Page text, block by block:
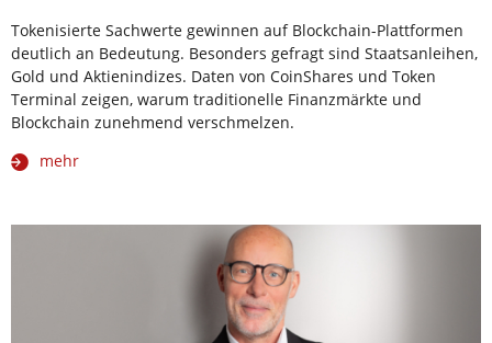
Tokenisierte Sachwerte gewinnen auf Blockchain-Plattformen
deutlich an Bedeutung. Besonders gefragt sind Staatsanleihen,
Gold und Aktienindizes. Daten von CoinShares und Token
Terminal zeigen, warum traditionelle Finanzmärkte und
Blockchain zunehmend verschmelzen.
mehr